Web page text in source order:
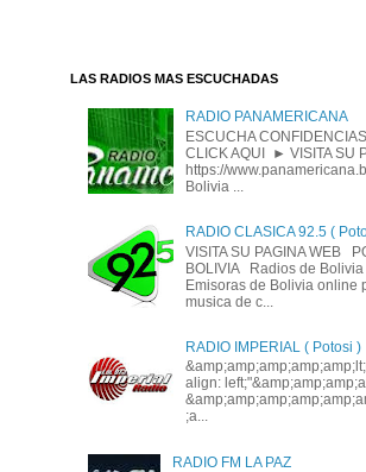
LAS RADIOS MAS ESCUCHADAS
RADIO PANAMERICANA
ESCUCHA
CLICK AQUI ► VISITA SU
https://
Bolivia ...
RADIO CLASICA 92.5 (
VISITA SU PAGINA WEB
BOLIVIA Radios de Bolivia
Emisoras de Bolivia online
musica de c...
RADIO IMPERIAL ( Potosi )
align:
;a...
RADIO FM LA PAZ